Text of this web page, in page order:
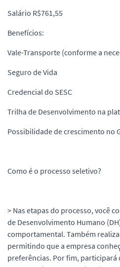
Salário R$761,55
Benefícios:
Vale-Transporte (conforme a
Seguro de Vida
Credencial do SESC
Trilha de Desenvolvimento na
Possibilidade de crescimento no
Como é o processo seletivo?
> Nas etapas do processo, você
de Desenvolvimento Humano
comportamental. Também
permitindo que a empresa
preferências. Por fim, participará